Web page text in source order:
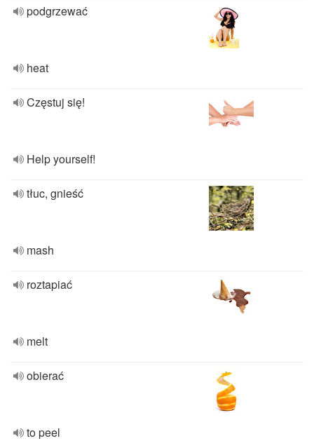
podgrzewać
heat
Częstuj się!
Help yourself!
tłuc, gnieść
mash
roztapiać
melt
obierać
to peel